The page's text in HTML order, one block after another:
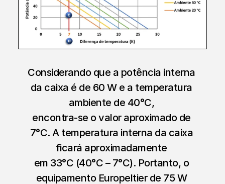
Considerando que a potência interna
da caixa é de 60 W e a temperatura
ambiente de 40°C,
encontra-se o valor aproximado de
7°C. A temperatura interna da caixa
ficará aproximadamente
em 33°C (40°C – 7°C). Portanto, o
equipamento Europeltier de 75 W